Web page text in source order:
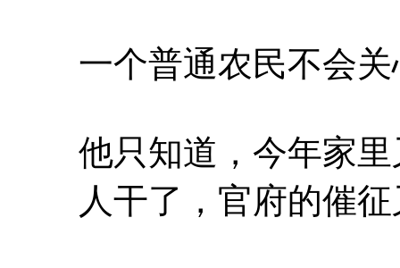
一个普通农民不会
他只知道，今年家
人干了，官府的催